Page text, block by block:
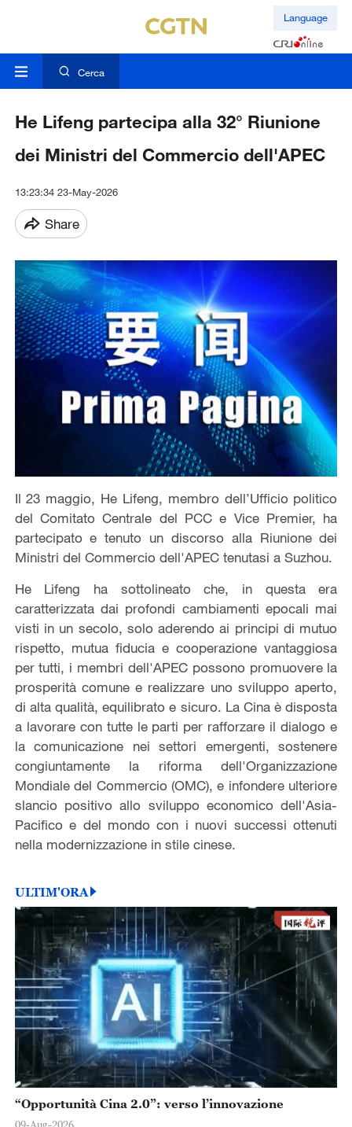
Language
Cerca
He Lifeng partecipa alla 32° Riunione
dei Ministri del Commercio dell'APEC
13:23:34 23-May-2026
Share
Il 23 maggio, He Lifeng, membro dell’Ufficio politico
del Comitato Centrale del PCC e Vice Premier, ha
partecipato e tenuto un discorso alla Riunione dei
Ministri del Commercio dell'APEC tenutasi a Suzhou.
He Lifeng ha sottolineato che, in questa era
caratterizzata dai profondi cambiamenti epocali mai
visti in un secolo, solo aderendo ai principi di mutuo
rispetto, mutua fiducia e cooperazione vantaggiosa
per tutti, i membri dell'APEC possono promuovere la
prosperità comune e realizzare uno sviluppo aperto,
di alta qualità, equilibrato e sicuro. La Cina è disposta
a lavorare con tutte le parti per rafforzare il dialogo e
la comunicazione nei settori emergenti, sostenere
congiuntamente la riforma dell'Organizzazione
Mondiale del Commercio (OMC), e infondere ulteriore
slancio positivo allo sviluppo economico dell'Asia-
Pacifico e del mondo con i nuovi successi ottenuti
nella modernizzazione in stile cinese.
ULTIM'ORA
“Opportunità Cina 2.0”: verso l’innovazione